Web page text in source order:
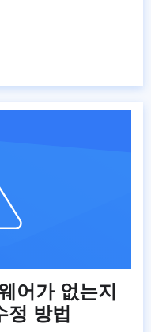
어가 없는지
정 방법